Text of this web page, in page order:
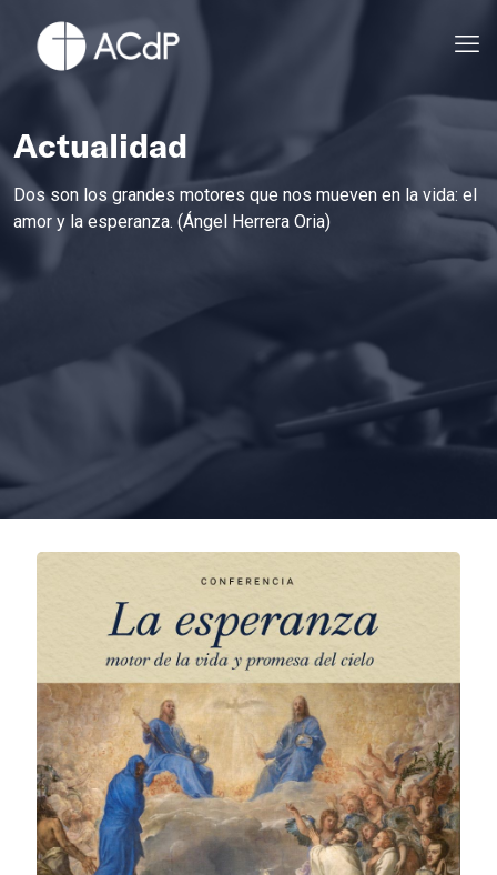
Actualidad
Dos son los grandes motores que nos mueven en la vida: el
amor y la esperanza. (Ángel Herrera Oria)